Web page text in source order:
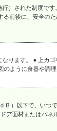
）された制度です
前後に、安全の
ります。 ● 上カ
ように食器や調
）以下で、いつ
ア面材またはパネ